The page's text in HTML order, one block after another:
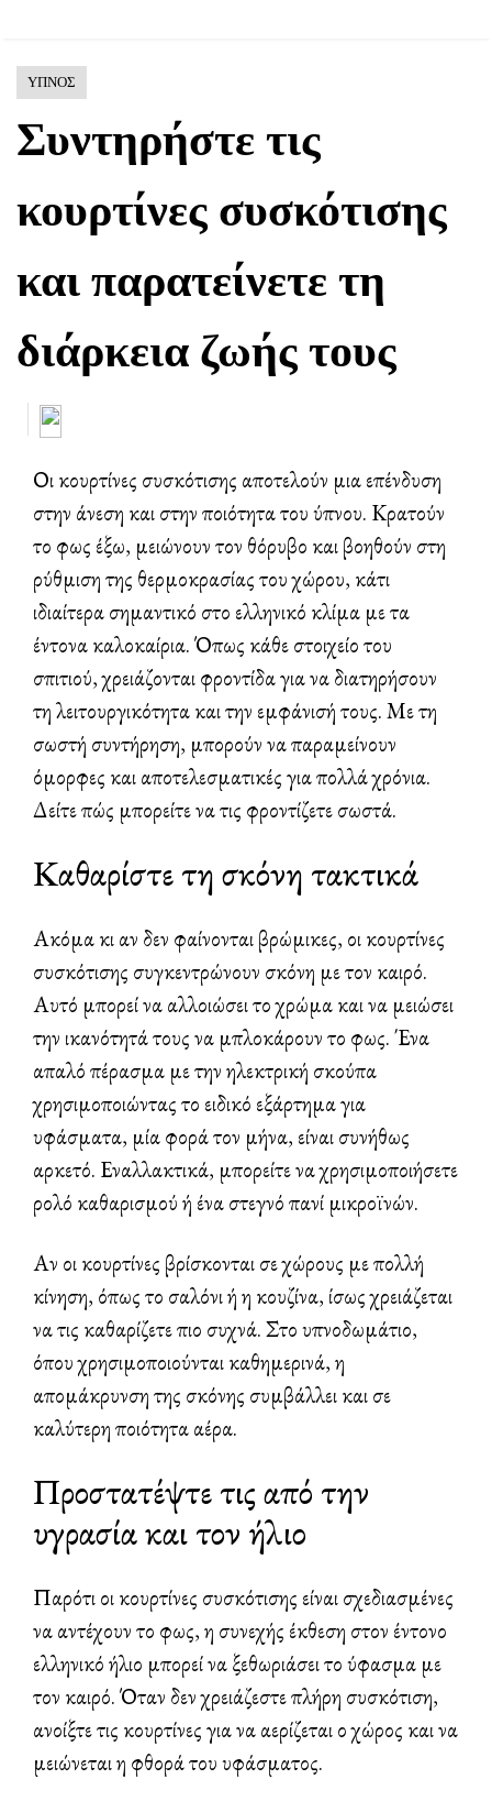
Συντηρήστε τις
κουρτίνες συσκότισης
και παρατείνετε τη
διάρκεια ζωής τους
ΥΠΝΟΣ
Οι κουρτίνες συσκότισης αποτελούν μια επένδυση
στην άνεση και στην ποιότητα του ύπνου. Κρατούν
το φως έξω, μειώνουν τον θόρυβο και βοηθούν στη
ρύθμιση της θερμοκρασίας του χώρου, κάτι
ιδιαίτερα σημαντικό στο ελληνικό κλίμα με τα
έντονα καλοκαίρια. Όπως κάθε στοιχείο του
σπιτιού, χρειάζονται φροντίδα για να διατηρήσουν
τη λειτουργικότητα και την εμφάνισή τους. Με τη
σωστή συντήρηση, μπορούν να παραμείνουν
όμορφες και αποτελεσματικές για πολλά χρόνια.
Δείτε πώς μπορείτε να τις φροντίζετε σωστά.
Καθαρίστε τη σκόνη τακτικά
Ακόμα κι αν δεν φαίνονται βρώμικες, οι κουρτίνες
συσκότισης συγκεντρώνουν σκόνη με τον καιρό.
Αυτό μπορεί να αλλοιώσει το χρώμα και να μειώσει
την ικανότητά τους να μπλοκάρουν το φως. Ένα
απαλό πέρασμα με την ηλεκτρική σκούπα
χρησιμοποιώντας το ειδικό εξάρτημα για
υφάσματα, μία φορά τον μήνα, είναι συνήθως
αρκετό. Εναλλακτικά, μπορείτε να χρησιμοποιήσετε
ρολό καθαρισμού ή ένα στεγνό πανί μικροϊνών.
Αν οι κουρτίνες βρίσκονται σε χώρους με πολλή
κίνηση, όπως το σαλόνι ή η κουζίνα, ίσως χρειάζεται
να τις καθαρίζετε πιο συχνά. Στο υπνοδωμάτιο,
όπου χρησιμοποιούνται καθημερινά, η
απομάκρυνση της σκόνης συμβάλλει και σε
καλύτερη ποιότητα αέρα.
Προστατέψτε τις από την
υγρασία και τον ήλιο
Παρότι οι κουρτίνες συσκότισης είναι σχεδιασμένες
να αντέχουν το φως, η συνεχής έκθεση στον έντονο
ελληνικό ήλιο μπορεί να ξεθωριάσει το ύφασμα με
τον καιρό. Όταν δεν χρειάζεστε πλήρη συσκότιση,
ανοίξτε τις κουρτίνες για να αερίζεται ο χώρος και να
μειώνεται η φθορά του υφάσματος.